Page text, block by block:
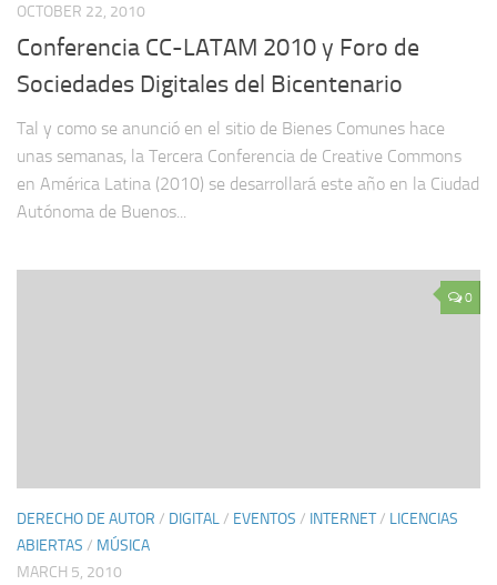
OCTOBER 22, 2010
Conferencia CC-LATAM 2010 y Foro de
Sociedades Digitales del Bicentenario
Tal y como se anunció en el sitio de Bienes Comunes hace
unas semanas, la Tercera Conferencia de Creative Commons
en América Latina (2010) se desarrollará este año en la Ciudad
Autónoma de Buenos...
0
DERECHO DE AUTOR / DIGITAL/ EVENTOS / INTERNET/ LICENCIAS
ABIERTAS / MÚSICA
MARCH 5, 2010